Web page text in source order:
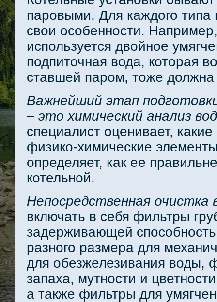
паровыми. Для каждого типа
свои особенности.
используется двойное
подпиточная вода, которая
ставшей паром, тоже должна
Важнейший этап
– это химический анализ
специалист оценивает,
физико-химические
определяет, как ее
котельной.
Непосредственная очистка
включать в себя фильтры
задерживающей
разного размера для
для обезжелезивания воды,
запаха, мутности и
а также фильтры для